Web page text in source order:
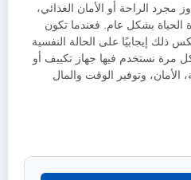
مجرد الراحة أو الأمان الغذائي،
بشكل عام. فعندما تكون
ذلك إيجابيًا على الحالة النفسية
مرة نستخدم فيها جهاز تكييف أو
الأمان، وتوفير الوقت والمال